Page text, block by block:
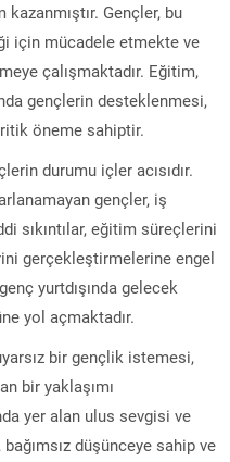
Gençler, bu
için mücadele etmekte ve
çalışmaktadır. Eğitim,
gençlerin desteklenmesi,
öneme sahiptir.
durumu içler acısıdır.
gençler, iş
sıkıntılar, eğitim süreçlerini
gerçekleştirmelerine engel
yurtdışında gelecek
yol açmaktadır.
bir gençlik istemesi,
bir yaklaşımı
yer alan ulus sevgisi ve
düşünceye sahip ve